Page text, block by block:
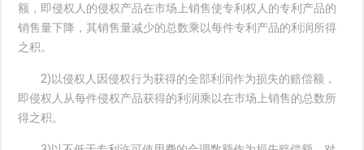
额，即侵权人的侵权产品在市场上销售使专利权人的专利产品的
销售量下降，其销售量减少的总数乘以每件专利产品的利润所得
之积。
2)以侵权人因侵权行为获得的全部利润作为损失的赔偿额，
即侵权人从每件侵权产品获得的利润乘以在市场上销售的总数所
得之积。